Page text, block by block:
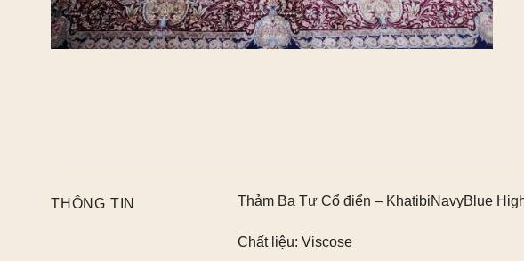
THÔNG TIN Thảm Ba Tư Cổ điển – KhatibiNavyBlue
Chất liệu: Viscose